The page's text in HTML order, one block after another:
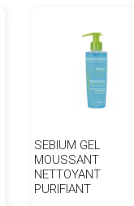
SEBIUM GEL
MOUSSANT
NETTOYANT
PURIFIANT